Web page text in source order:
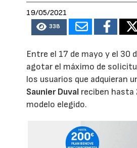
19/05/2021
338
Entre el 17 de mayo y el 30
agotar el máximo de
los usuarios que adquieran
Saunier Duval reciben hasta
modelo elegido.